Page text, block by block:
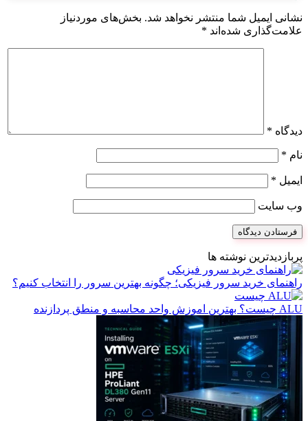
نشانی ایمیل شما منتشر نخواهد شد. بخش‌های موردنیاز
علامت‌گذاری شده‌اند *
دیدگاه *
نام *
ایمیل *
وب‌ سایت
پربازدیدترین نوشته ها
راهنمای خرید سرور فیزیکی؛ چگونه بهترین سرور را انتخاب کنیم؟
ALU چیست؟ بهترین اموزش واحد محاسبه و منطق پردازنده